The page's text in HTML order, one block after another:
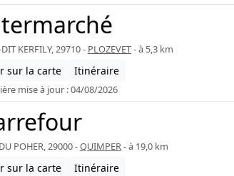
KERFILY, 29710 - PLOZEVET- à 5,3 km
sur la carte Itinéraire
mise à jour : 04/08/2026
POHER, 29000 -QUIMPER- à 19,0 km
sur la carte Itinéraire